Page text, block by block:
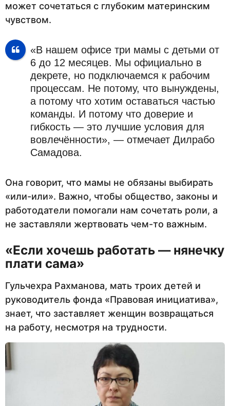
может сочетаться с глубоким материнским
чувством.
«В нашем офисе три мамы с детьми от
6 до 12 месяцев. Мы официально в
декрете, но подключаемся к рабочим
процессам. Не потому, что вынуждены,
а потому что хотим оставаться частью
команды. И потому что доверие и
гибкость — это лучшие условия для
вовлечённости», — отмечает Дилрабо
Самадова.
Она говорит, что мамы не обязаны выбирать
«или-или». Важно, чтобы общество, законы и
работодатели помогали нам сочетать роли, а
не заставляли жертвовать чем-то важным.
«Если хочешь работать — нянечку
плати сама»
Гульчехра Рахманова, мать троих детей и
руководитель фонда «Правовая инициатива»,
знает, что заставляет женщин возвращаться
на работу, несмотря на трудности.